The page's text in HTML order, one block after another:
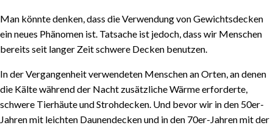
Man könnte denken, dass die Verwendung von Gewichtsdecken
ein neues Phänomen ist. Tatsache ist jedoch, dass wir Menschen
bereits seit langer Zeit schwere Decken benutzen.
In der Vergangenheit verwendeten Menschen an Orten, an denen
die Kälte während der Nacht zusätzliche Wärme erforderte,
schwere Tierhäute und Strohdecken. Und bevor wir in den 50er-
Jahren mit leichten Daunendecken und in den 70er-Jahren mit der